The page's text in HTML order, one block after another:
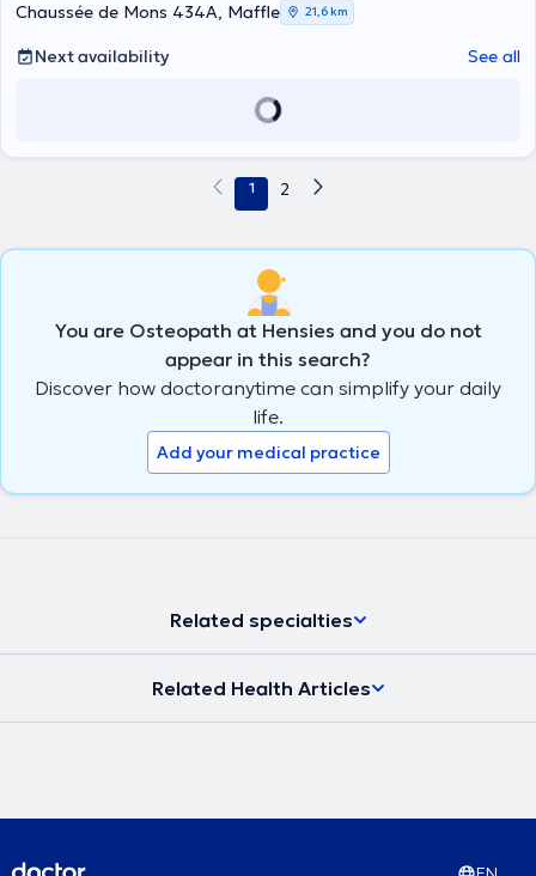
Chaussée de Mons 434A, Maffle 21,6 km
Next availability See all
1 2
You are Osteopath at Hensies and you do not
appear in this search?
Discover how doctoranytime can simplify your daily
life.
Add your medical practice
Related specialties
Related Health Articles